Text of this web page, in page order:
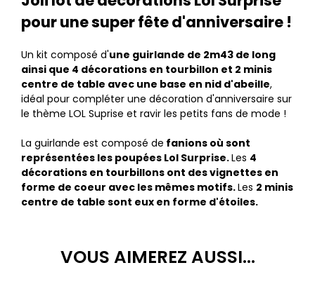
pour une super fête d'anniversaire !
Un kit composé d'une guirlande de 2m43 de long
ainsi que 4 décorations en tourbillon et 2 minis
centre de table avec une base en nid d'abeille,
idéal pour compléter une décoration d'anniversaire sur
le thème LOL Suprise et ravir les petits fans de mode !
La guirlande est composé de fanions où sont
représentées les poupées Lol Surprise.Les 4
décorations en tourbillons ont des vignettes en
forme de coeur avec les mêmes motifs.Les 2 minis
centre de table sont eux en forme d'étoiles.
VOUS AIMEREZ AUSSI...